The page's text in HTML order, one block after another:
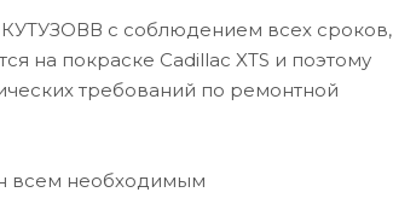
с соблюдением всех сроков,
на покраске Cadillac XTS и поэтому
требований по ремонтной
всем необходимым